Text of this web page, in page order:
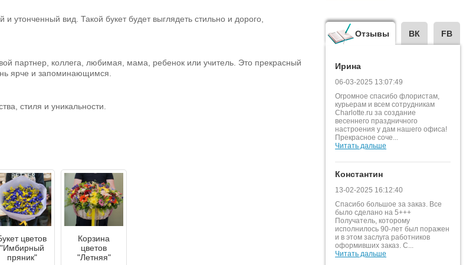
вид. Такой букет будет выглядеть стильно и дорого,
партнер, коллега, любимая, мама, ребенок или учитель. Это прекрасный
ярче и запоминающимся.
стиля и уникальности.
цветов
"Имбирный
пряник"
Корзина
цветов
"Летняя"
Отзывы ВК FB
Ирина
06-03-2025 13:07:49
Огромное спасибо флористам,
курьерам и всем сотрудникам
Charlotte.ru за создание
весеннего праздничного
настроения у дам нашего офиса!
Прекрасное соче...
Читать дальше
Константин
13-02-2025 16:12:40
Спасибо большое за заказ. Все
было сделано на 5+++
Получатель, которому
исполнилось 90-лет был поражен
и в этом заслуга работников
оформивших заказ. С...
Читать дальше